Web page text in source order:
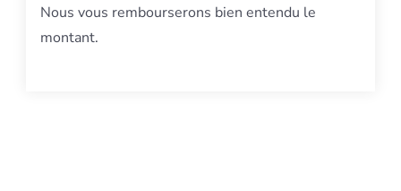
Nous vous rembourserons bien entendu le
montant.